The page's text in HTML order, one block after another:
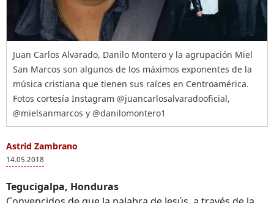
Juan Carlos Alvarado, Danilo Montero y la agrupación Miel
San Marcos son algunos de los máximos exponentes de la
música cristiana que tienen sus raíces en Centroamérica.
Fotos cortesía Instagram @juancarlosalvaradooficial,
@mielsanmarcos y @danilomontero1
Astrid Zambrano
14.05.2018
Tegucigalpa, Honduras